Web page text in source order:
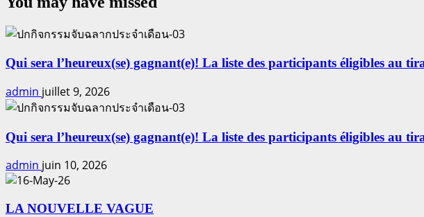
Qui sera l’heureux(se) gagnant(e)! La liste des participants éligibles au
admin juillet 9, 2026
Qui sera l’heureux(se) gagnant(e)! La liste des participants éligibles au
admin juin 10, 2026
LA NOUVELLE VAGUE